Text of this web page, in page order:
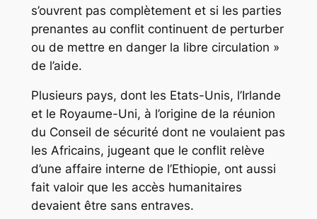
s’ouvrent pas complètement et si les parties
prenantes au conflit continuent de perturber
ou de mettre en danger la libre circulation »
de l’aide.
Plusieurs pays, dont les Etats-Unis, l’Irlande
et le Royaume-Uni, à l’origine de la réunion
du Conseil de sécurité dont ne voulaient pas
les Africains, jugeant que le conflit relève
d’une affaire interne de l’Ethiopie, ont aussi
fait valoir que les accès humanitaires
devaient être sans entraves.